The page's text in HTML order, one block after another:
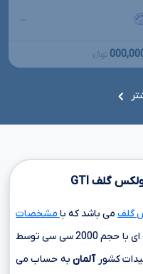
...
تومانءءء
گلف GTI
گلف می باشد که با مشخصات
ای با حجم2000 سی سی
توسط
کشورآلمانبه حساب می